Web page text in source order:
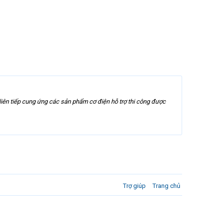
tiếp cung ứng các sản phẩm cơ điện hỗ trợ thi công được
Trợ giúp Trang chủ